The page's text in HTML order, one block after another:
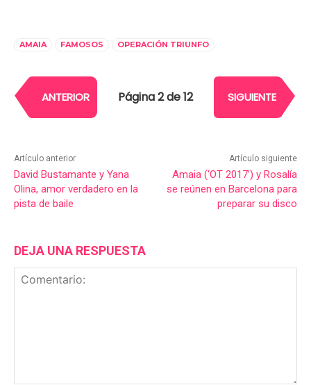
AMAIA FAMOSOS OPERACIÓN TRIUNFO
ANTERIOR Página 2 de 12 SIGUIENTE
Artículo anterior
David Bustamante y Yana
Olina, amor verdadero en la
pista de baile
Artículo siguiente
Amaia (‘OT 2017’) y Rosalía
se reúnen en Barcelona para
preparar su disco
DEJA UNA RESPUESTA